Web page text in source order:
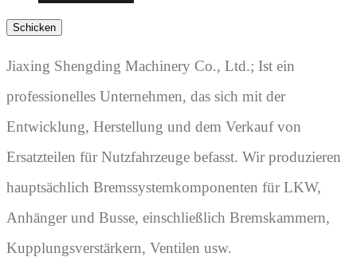
Jiaxing Shengding Machinery Co., Ltd.; Ist ein
professionelles Unternehmen, das sich mit der
Entwicklung, Herstellung und dem Verkauf von
Ersatzteilen für Nutzfahrzeuge befasst. Wir produzieren
hauptsächlich Bremssystemkomponenten für LKW,
Anhänger und Busse, einschließlich Bremskammern,
Kupplungsverstärkern, Ventilen usw.